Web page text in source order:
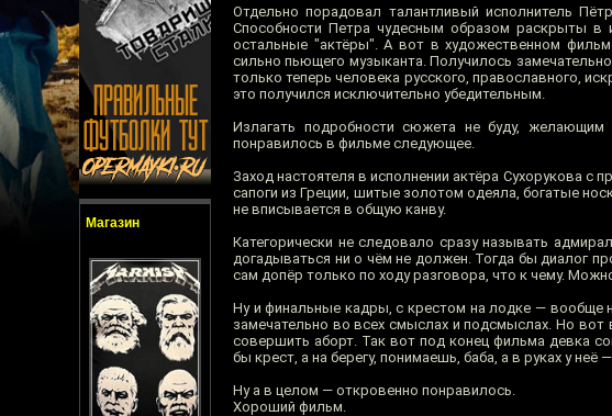
Магазин
Отдельно порадовал талантливый исполнитель
Способности Петра чудесным образом раскрыты в
остальные "актёры". А вот в художественном
сильно пьющего музыканта. Получилось
только теперь человека русского, православного,
это получился исключительно убедительным.
Излагать подробности сюжета не буду,
понравилось в фильме следующее.
Заход настоятеля в исполнении актёра Сухорукова с
сапоги из Греции, шитые золотом одеяла, богатые
не вписывается в общую канву.
Категорически не следовало сразу называть
догадываться ни о чём не должен. Тогда бы диалог
сам допёр только по ходу разговора, что к чему.
Ну и финальные кадры, с крестом на лодке —
замечательно во всех смыслах и подсмыслах. Но вот
совершить аборт. Так вот под конец фильма девка
бы крест, а на берегу, понимаешь, баба, а в руках у
Ну а в целом — откровенно понравилось.
Хороший фильм.